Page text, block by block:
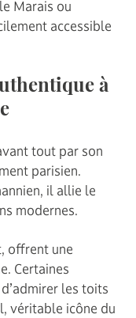
Marais ou
accessible
à
tout par son
parisien.
il allie le
modernes.
offrent une
Certaines
les toits
véritable icône du